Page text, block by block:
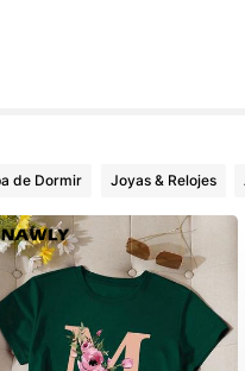
de Dormir Joyas & Relojes